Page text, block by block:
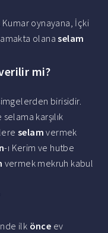
oynayana, İçki
olanaselam
mi?
birisidir.
karşılık
selam vermek
-ı Kerim ve hutbe
vermek mekruh kabul
ilk önce ev